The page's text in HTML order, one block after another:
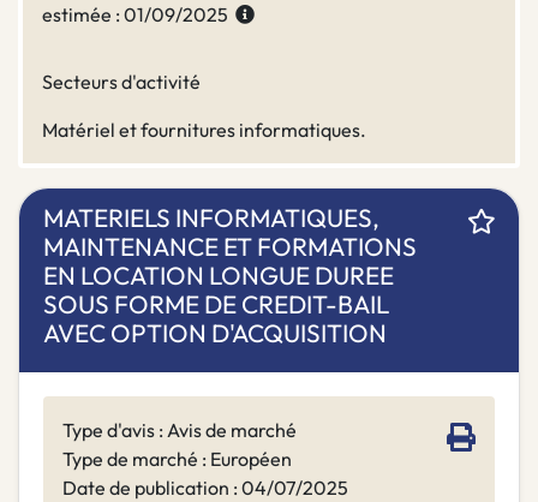
estimée : 01/09/2025
Secteurs d'activité
Matériel et fournitures informatiques.
MATERIELS INFORMATIQUES,
MAINTENANCE ET FORMATIONS
EN LOCATION LONGUE DUREE
SOUS FORME DE CREDIT-BAIL
AVEC OPTION D'ACQUISITION
Type d'avis : Avis de marché
Type de marché : Européen
Date de publication : 04/07/2025